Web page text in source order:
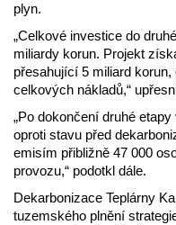
plyn.
„Celkové investice do
miliardy korun. Projekt
přesahující 5 miliard
celkových nákladů,“
„Po dokončení druhé
oproti stavu před
emisím přibližně 47 000
provozu,“ podotkl dále.
Dekarbonizace Teplárny
tuzemského plnění